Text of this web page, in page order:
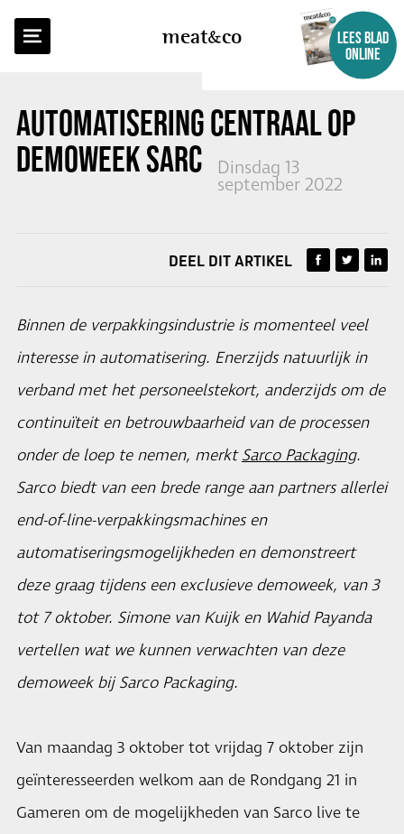
meatco
LEES BLAD
ONLINE
AUTOMATISERING CENTRAAL OP
DEMOWEEK SARCO PACKAGING
Dinsdag 13
september 2022
TERUG NAAR OVERZICHT
DEEL DIT ARTIKEL
Binnen de verpakkingsindustrie is momenteel veel
interesse in automatisering. Enerzijds natuurlijk in
verband met het personeelstekort, anderzijds om de
continuïteit en betrouwbaarheid van de processen
onder de loep te nemen, merktSarco Packaging.
Sarco biedt van een brede range aan partners allerlei
end-of-line-verpakkingsmachines en
automatiseringsmogelijkheden en demonstreert
deze graag tijdens een exclusieve demoweek, van 3
tot 7 oktober. Simone van Kuijk en Wahid Payanda
vertellen wat we kunnen verwachten van deze
demoweek bij Sarco Packaging.
Van maandag 3 oktober tot vrijdag 7 oktober zijn
geïnteresseerden welkom aan de Rondgang 21 in
Gameren om de mogelijkheden van Sarco live te